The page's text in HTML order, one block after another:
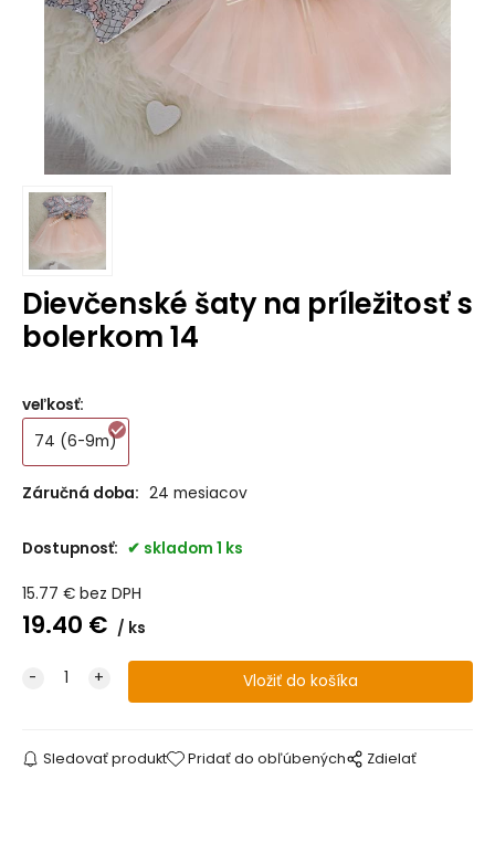
Dievčenské šaty na príležitosť s
bolerkom 14
veľkosť:
74 (6-9m)
Záručná doba: 24 mesiacov
Dostupnosť: skladom 1 ks
15.77 € bez DPH
19.40 € ks
Sledovať produkt Pridať do obľúbených Zdielať